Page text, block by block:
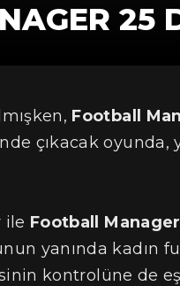
25
Football
çıkacak
ile Football
yanında kadın
kontrolüne de